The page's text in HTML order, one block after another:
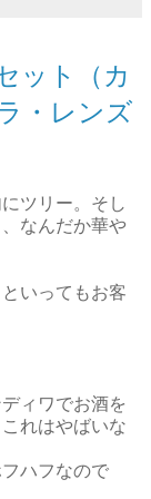
ット（カ
・レンズ
ツリー。そし
なんだか華や
いってもお客
ィワでお酒を
れはやばいな
ハフなので